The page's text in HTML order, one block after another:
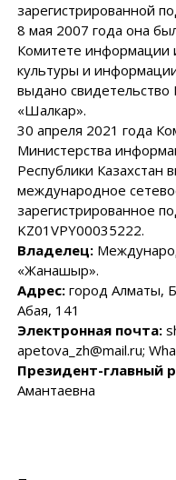
зарегистрированной
8 мая 2007 года она
Комитете информации
культуры и
выдано
«Шалкар».
30 апреля 2021 года
Министерства
Республики Казахстан
международное
зарегистрированное
KZ01VPY00035222.
Владелец:
«Жанашыр».
Адрес:город Алматы,
Абая, 141
Электронная почта:
apetova_zh@mail.ru;
Президент-главный
Амантаевна